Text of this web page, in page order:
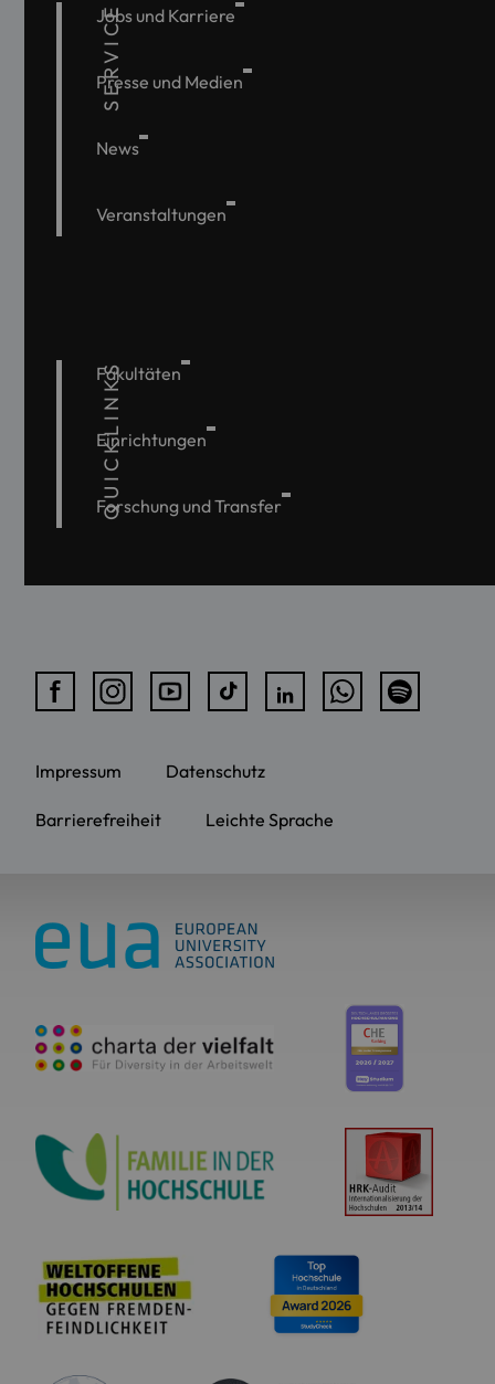
SERVICE
Jobs und Karriere
Presse und Medien
News
Veranstaltungen
QUICKLINKS
Fakultäten
Einrichtungen
Forschung und Transfer
Impressum Datenschutz
Barrierefreiheit Leichte Sprache